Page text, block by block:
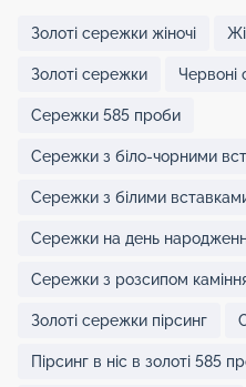
Золоті сережки жіночі
Золоті сережки Червоні
Сережки 585 проби
Сережки з біло-чорними
Сережки з білими
Сережки на день
Сережки з розсипом
Золоті сережки пірсинг
Пірсинг в ніс в золоті 585